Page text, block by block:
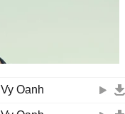
Vy Oanh